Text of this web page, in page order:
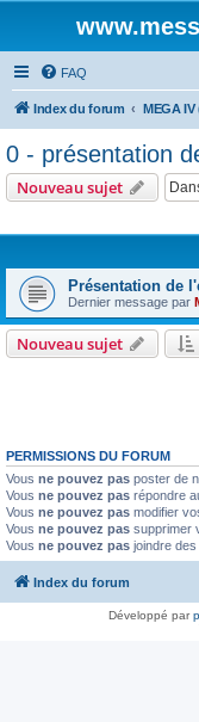
FAQ
Index du forum MEGA IV
0 - présentation
Nouveau sujet
Présentation de
Dernier message par
Nouveau sujet
PERMISSIONS DU FORUM
Vous ne pouvez pas poster de
Vous ne pouvez pas répondre
Vous ne pouvez pas modifier
Vous ne pouvez pas supprimer
Vous ne pouvez pas joindre
Index du forum
Développé par